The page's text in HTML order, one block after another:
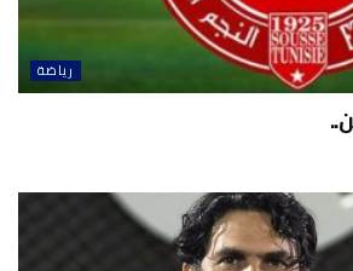
رياضة